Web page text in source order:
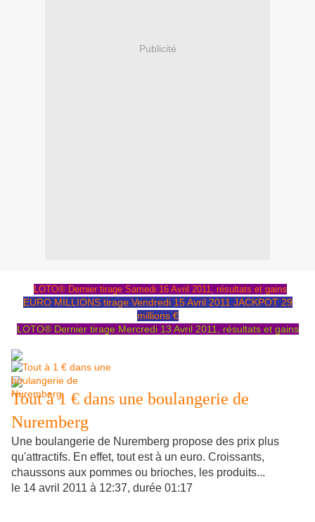
Publicité
LOTO® Dernier tirage Samedi 16 Avril 2011, résultats et gains
EURO MILLIONS tirage Vendredi 15 Avril 2011 JACKPOT 29
millions €
LOTO® Dernier tirage Mercredi 13 Avril 2011, résultats et gains
Tout à 1 € dans une boulangerie de
Nuremberg
Une boulangerie de Nuremberg propose des prix plus
qu'attractifs. En effet, tout est à un euro. Croissants,
chaussons aux pommes ou brioches, les produits...
le 14 avril 2011 à 12:37, durée 01:17